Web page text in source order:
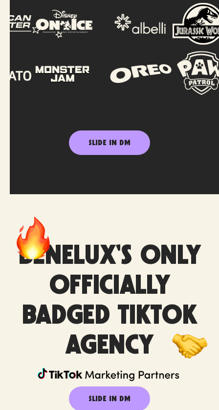
SLIDE IN DM
BENELUX'S ONLY
OFFICIALLY
BADGED TIKTOK
AGENCY
SLIDE IN DM